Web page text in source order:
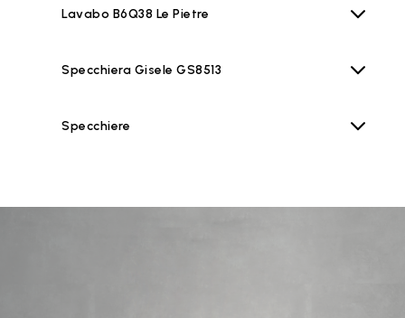
Lavabo B6Q38 Le Pietre
Specchiera Gisele GS8513
Specchiere